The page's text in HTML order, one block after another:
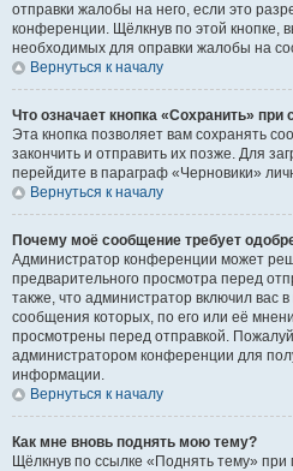
отправки жалобы на него, если это
конференции. Щёлкнув по этой кнопке,
необходимых для оправки жалобы на
Вернуться к началу
Что означает кнопка «Сохранить»
Эта кнопка позволяет вам сохранять
закончить и отправить их позже. Для
перейдите в параграф «Черновики»
Вернуться к началу
Почему моё сообщение требует
Администратор конференции может
предварительного просмотра перед
также, что администратор включил вас
сообщения которых, по его или её
просмотрены перед отправкой.
администратором конференции для
информации.
Вернуться к началу
Как мне вновь поднять мою тему?
Щёлкнув по ссылке «Поднять тему»